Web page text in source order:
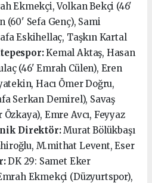
Ekmekçi, Volkan Bekçi (46'
(60' Sefa Genç), Sami
Eskihellaç, Taşkın Kartal
Kemal Aktaş, Hasan
(46' Emrah Cülen), Eren
Hacı Ömer Doğru,
Serkan Demirel), Savaş
Emre Avcı, Feyyaz
Direktör:Murat Bölükbaşı
M.mithat Levent, Eser
DK 29: Samet Eker
Ekmekçi (Düzyurtspor),